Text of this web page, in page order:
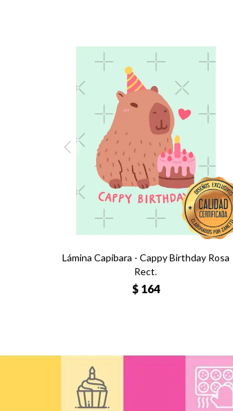
Lámina Capibara - Cappy Birthday Rosa
Rect.
$ 164